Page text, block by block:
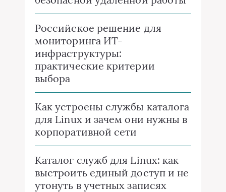
Российское решение для
мониторинга ИТ-
инфраструктуры:
практические критерии
выбора
Как устроены службы каталога
для Linux и зачем они нужны в
корпоративной сети
Каталог служб для Linux: как
выстроить единый доступ и не
утонуть в учетных записях